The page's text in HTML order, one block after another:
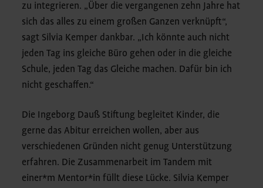
zu integrieren. „Über die vergangenen zehn Jahre hat
sich das alles zu einem großen Ganzen verknüpft“,
sagt Silvia Kemper dankbar. „Ich könnte auch nicht
jeden Tag ins gleiche Büro gehen oder in die gleiche
Schule, jeden Tag das Gleiche machen. Dafür bin ich
nicht geschaffen.“
Die Ingeborg Dauß Stiftung begleitet Kinder, die
gerne das Abitur erreichen wollen, aber aus
verschiedenen Gründen nicht genug Unterstützung
erfahren. Die Zusammenarbeit im Tandem mit
einer*m Mentor*in füllt diese Lücke. Silvia Kemper